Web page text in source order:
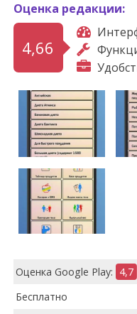
Оценка редакции:
4,66
Оценка Google Play: 4,7
Бесплатно